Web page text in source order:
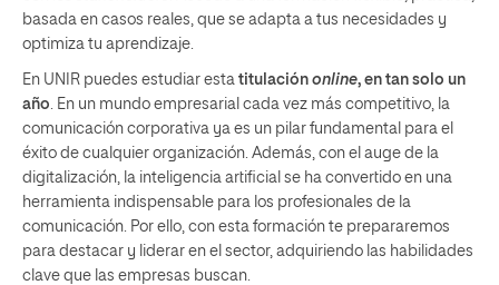
basada en casos reales, que se adapta a tus necesidades y
optimiza tu aprendizaje.
En UNIR puedes estudiar esta titulación online, en tan solo un
año. En un mundo empresarial cada vez más competitivo, la
comunicación corporativa ya es un pilar fundamental para el
éxito de cualquier organización. Además, con el auge de la
digitalización, la inteligencia artificial se ha convertido en una
herramienta indispensable para los profesionales de la
comunicación. Por ello, con esta formación te prepararemos
para destacar y liderar en el sector, adquiriendo las habilidades
clave que las empresas buscan.